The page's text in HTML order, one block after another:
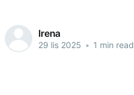
Irena
29 lis 2025 • 1 min read